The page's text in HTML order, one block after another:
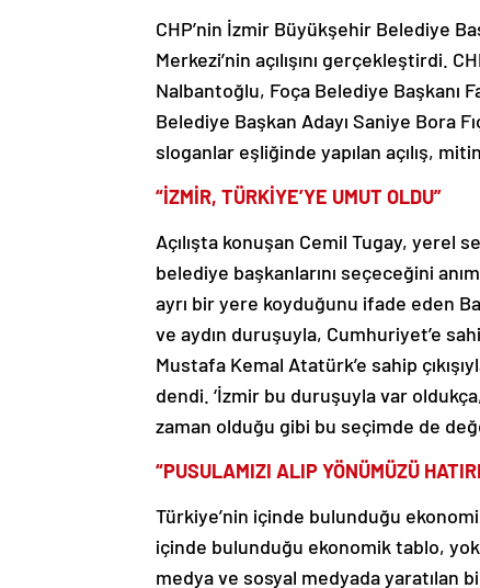
Merkezi’nin açılışını gerçekleştirdi.
Nalbantoğlu, Foça Belediye Başkanı
Belediye Başkan Adayı Saniye Bora
sloganlar eşliğinde yapılan açılış,
belediye başkanlarını seçeceğini
ayrı bir yere koyduğunu ifade eden
ve aydın duruşuyla, Cumhuriyet’e
Mustafa Kemal Atatürk’e sahip
dendi. ‘İzmir bu duruşuyla var
zaman olduğu gibi bu seçimde de
içinde bulunduğu ekonomik tablo,
medya ve sosyal medyada yaratılan